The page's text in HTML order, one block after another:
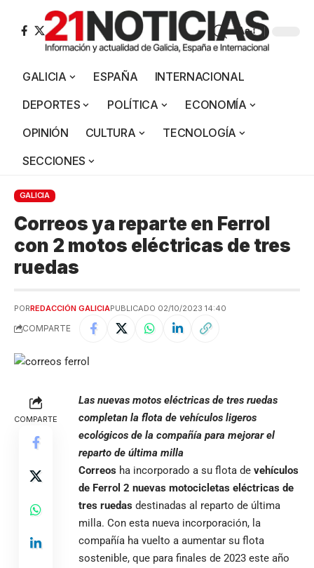
Aa
GALICIA ESPAÑA
INTERNACIONAL
DEPORTES
POLÍTICA
ECONOMÍA
OPINIÓN
CULTURA
TECNOLOGÍA
SECCIONES
GALICIA
Correos ya reparte en Ferrol
con 2 motos eléctricas de tres
ruedas
PORREDACCIÓN GALICIAPUBLICADO 02/10/2023 14:40
COMPARTE
COMPARTE
Las nuevas motos eléctricas de tres ruedas
completan la flota de vehículos ligeros
ecológicos de la compañía para mejorar el
reparto de última milla
Correos ha incorporado a su flota de vehículos
de Ferrol 2 nuevas motocicletas eléctricas de
tres ruedas destinadas al reparto de última
milla. Con esta nueva incorporación, la
compañía ha vuelto a aumentar su flota
sostenible, que para finales de 2023 este año